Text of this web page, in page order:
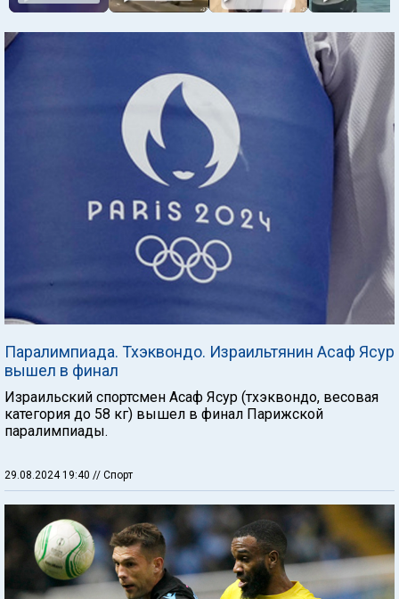
Паралимпиада. Тхэквондо. Израильтянин Асаф Ясур
вышел в финал
Израильский спортсмен Асаф Ясур (тхэквондо, весовая
категория до 58 кг) вышел в финал Парижской
паралимпиады.
29.08.2024 19:40 // Спорт